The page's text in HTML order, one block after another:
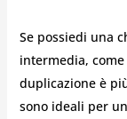
Se possiedi una
intermedia,
duplicazione è
sono ideali per